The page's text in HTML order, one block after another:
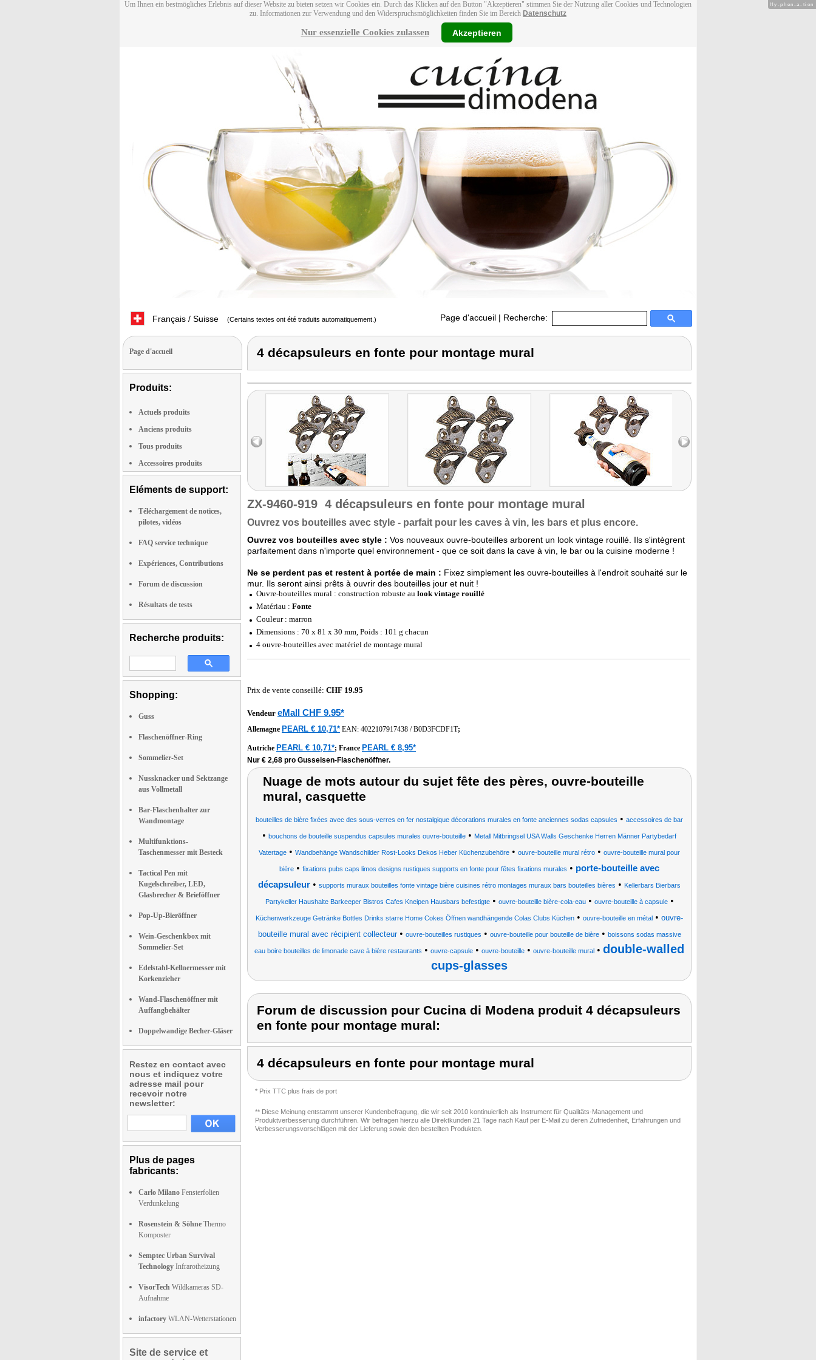
Um Ihnen ein bestmögliches Erlebnis auf dieser Website zu bieten setzen wir Cookies ein. Durch das Klicken auf den Button "Akzeptieren" stimmen Sie der Nutzung aller Cookies und Technologien
zu. Informationen zur Verwendung und den Widerspruchsmöglichkeiten finden Sie im Bereich Datenschutz
Nur essenzielle Cookies zulassen Akzeptieren
Français / Suisse (Certains textes ont été traduits automatiquement.) Page d'accueil | Recherche:
Page d'accueil
Produits:
Actuels produits
Anciens produits
Tous produits
Accessoires produits
Eléments de support:
Téléchargement de notices,
pilotes, vidéos
FAQ service technique
Expériences, Contributions
Forum de discussion
Résultats de tests
Recherche produits:
Shopping:
Guss
Flaschenöffner-Ring
Sommelier-Set
Nussknacker und Sektzange
aus Vollmetall
Bar-Flaschenhalter zur
Wandmontage
Multifunktions-
Taschenmesser mit Besteck
Tactical Pen mit
Kugelschreiber, LED,
Glasbrecher & Brieföffner
Pop-Up-Bieröffner
Wein-Geschenkbox mit
Sommelier-Set
Edelstahl-Kellnermesser mit
Korkenzieher
Wand-Flaschenöffner mit
Auffangbehälter
Doppelwandige Becher-Gläser
Restez en contact avec
nous et indiquez votre
adresse mail pour
recevoir notre
newsletter:
Plus de pages
fabricants:
Carlo Milano Fensterfolien
Verdunkelung
Rosenstein & Söhne Thermo
Komposter
Semptec Urban Survival
Technology Infrarotheizung
VisorTech Wildkameras SD-
Aufnahme
infactory WLAN-Wetterstationen
Site de service et
4 décapsuleurs en fonte pour montage mural
ZX-9460-919 4 décapsuleurs en fonte pour montage mural
Ouvrez vos bouteilles avec style - parfait pour les caves à vin, les bars et plus encore.
Ouvrez vos bouteilles avec style : Vos nouveaux ouvre-bouteilles arborent un look vintage rouillé. Ils s'intègrent
parfaitement dans n'importe quel environnement - que ce soit dans la cave à vin, le bar ou la cuisine moderne !
Ne se perdent pas et restent à portée de main : Fixez simplement les ouvre-bouteilles à l'endroit souhaité sur le
mur. Ils seront ainsi prêts à ouvrir des bouteilles jour et nuit !
Ouvre-bouteilles mural : construction robuste au look vintage rouillé
Matériau : Fonte
Couleur : marron
Dimensions : 70 x 81 x 30 mm, Poids : 101 g chacun
4 ouvre-bouteilles avec matériel de montage mural
Prix de vente conseillé: CHF 19.95
Vendeur eMall CHF 9.95*
Allemagne PEARL € 10,71* EAN: 4022107917438 /B0D3FCDF1T;
Autriche PEARL € 10,71*; France PEARL € 8,95*
Nur € 2,68 pro Gusseisen-Flaschenöffner.
Nuage de mots autour du sujet fête des pères, ouvre-bouteille
mural, casquette
bouteilles de bière fixées avec des sous-verres en fer nostalgique décorations murales en fonte anciennes sodas capsules • accessoires de bar
• bouchons de bouteille suspendus capsules murales ouvre-bouteille • Metall Mitbringsel USA Walls Geschenke Herren Männer Partybedarf
Vatertage • Wandbehänge Wandschilder Rost-Looks Dekos Heber Küchenzubehöre • ouvre-bouteille mural rétro • ouvre-bouteille mural pour
bière • fixations pubs caps limos designs rustiques supports en fonte pour fêtes fixations murales • porte-bouteille avec
décapsuleur • supports muraux bouteilles fonte vintage bière cuisines rétro montages muraux bars bouteilles bières • Kellerbars Bierbars
Partykeller Haushalte Barkeeper Bistros Cafes Kneipen Hausbars befestigte• ouvre-bouteille bière-cola-eau• ouvre-bouteille à capsule•
Küchenwerkzeuge Getränke Bottles Drinks starre Home Cokes Öffnen wandhängende Colas Clubs Küchen • ouvre-bouteille en métal • ouvre-
bouteille mural avec récipient collecteur• ouvre-bouteilles rustiques • ouvre-bouteille pour bouteille de bière• boissons sodas massive
eau boire bouteilles de limonade cave à bière restaurants • ouvre-capsule • ouvre-bouteille • ouvre-bouteille mural • double-walled
cups-glasses
Forum de discussion pour Cucina di Modena produit 4 décapsuleurs
en fonte pour montage mural:
4 décapsuleurs en fonte pour montage mural
* Prix TTC plus frais de port
** Diese Meinung entstammt unserer Kundenbefragung, die wir seit 2010 kontinuierlich als Instrument für Qualitäts-Management und
Produktverbesserung durchführen. Wir befragen hierzu alle Direktkunden 21 Tage nach Kauf per E-Mail zu deren Zufriedenheit, Erfahrungen und
Verbesserungsvorschlägen mit der Lieferung sowie den bestellten Produkten.
Hy-phen-a-tion